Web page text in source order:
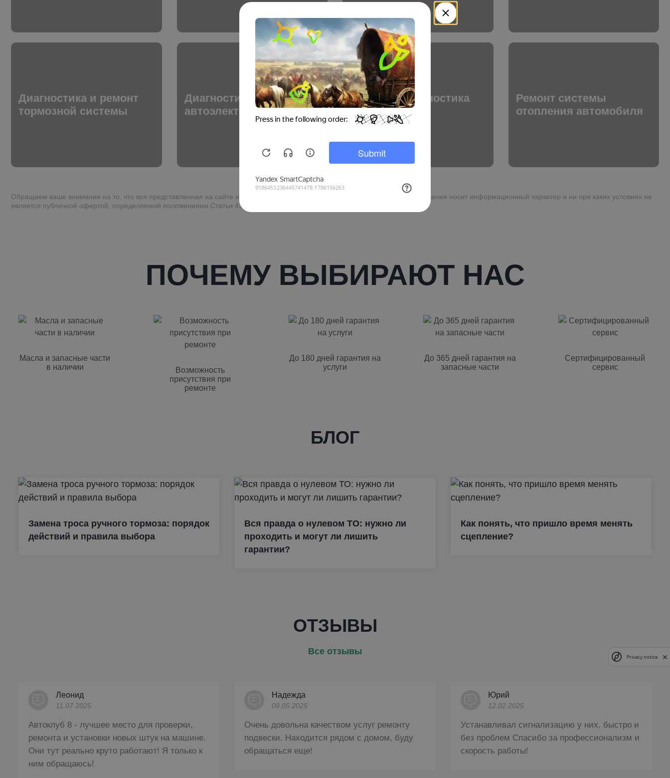
Диагностика и ремонт
тормозной системы
Диагностика и ремонт
автоэлектрики
Ремонт и диагностика
двигателя
Ремонт системы
отопления автомобиля
Обращаем ваше внимание на то, что вся представленная на сайте информация, касающаяся стоимости сервисного обслуживания носит информационный характер и ни при каких условиях не
является публичной офертой, определяемой положениями Статьи 437 (2) Гражданского кодекса Российской Федерации
ПОЧЕМУ ВЫБИРАЮТ НАС
Масла и запасные части
в наличии
Возможность
присутствия при
ремонте
До 180 дней гарантия на
услуги
До 365 дней гарантия на
запасные части
Сертифицированный
сервис
БЛОГ
Замена троса ручного тормоза: порядок
действий и правила выбора
Вся правда о нулевом ТО: нужно ли
проходить и могут ли лишить
гарантии?
Как понять, что пришло время менять
сцепление?
ОТЗЫВЫ
Все отзывы
Леонид
11.07.2025
Автоклуб 8 - лучшее место для проверки,
ремонта и установки новых штук на машине.
Они тут реально круто работают! Я только к
ним обращаюсь!
Надежда
09.05.2025
Очень довольна качеством услуг ремонту
подвески. Находится рядом с домом, буду
обращаться еще!
Юрий
12.02.2025
Устанавливал сигнализацию у них, быстро и
без проблем Спасибо за профессионализм и
скорость работы!
Privacy notice